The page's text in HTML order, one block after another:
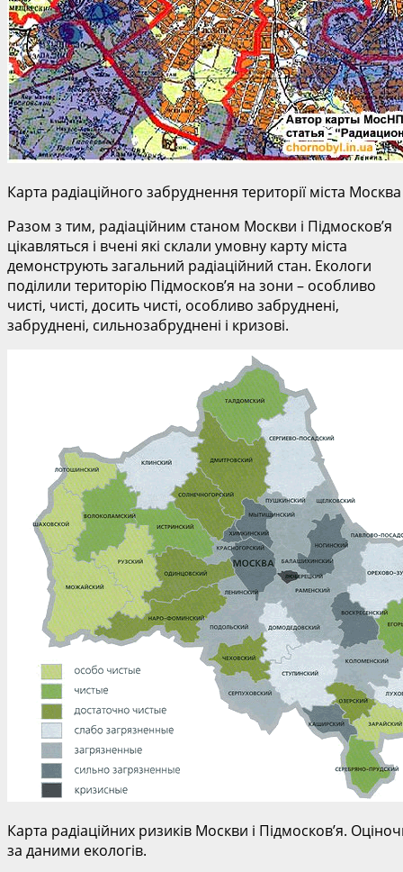
Карта радіаційного забруднення території міста Москва
Разом з тим, радіаційним станом Москви і Підмосков’я
цікавляться і вчені які склали умовну карту міста
демонструють загальний радіаційний стан. Екологи
поділили територію Підмосков’я на зони – особливо
чисті, чисті, досить чисті, особливо забруднені,
забруднені, сильнозабруднені і кризові.
Карта радіаційних ризиків Москви і Підмосков’я.
за даними екологів.